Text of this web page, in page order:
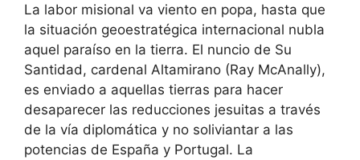
La labor misional va viento en popa, hasta que
la situación geoestratégica internacional nubla
aquel paraíso en la tierra. El nuncio de Su
Santidad, cardenal Altamirano (Ray McAnally),
es enviado a aquellas tierras para hacer
desaparecer las reducciones jesuitas a través
de la vía diplomática y no soliviantar a las
potencias de España y Portugal. La